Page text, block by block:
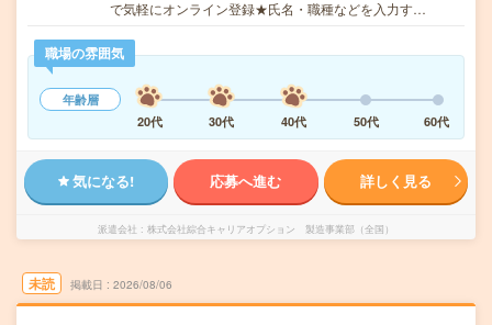
で気軽にオンライン登録★氏名・職種などを入力す…
職場の雰囲気
年齢層
20代
30代 40代 50代 60代
気になる! 応募へ進む 詳しく見る
派遣会社 株式会社綜合キャリアオプション 製造事業部（全国）
未読 掲載日 2026/08/06